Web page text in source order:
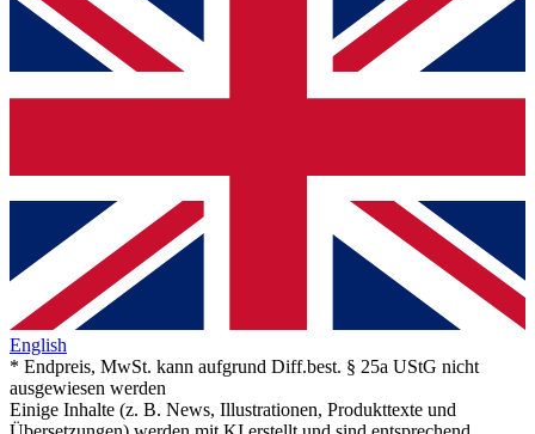
English
* Endpreis, MwSt. kann aufgrund Diff.best. § 25a UStG nicht
ausgewiesen werden
Einige Inhalte (z. B. News, Illustrationen, Produkttexte und